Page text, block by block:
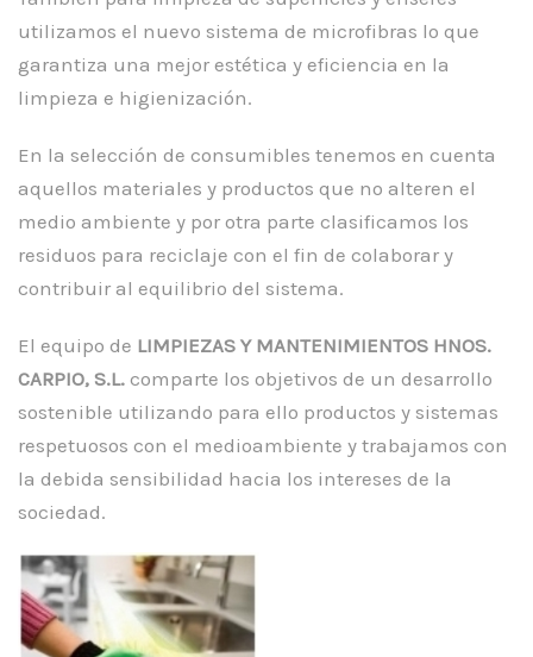
utilizamos el nuevo sistema de microfibras lo que
garantiza una mejor estética y eficiencia en la
limpieza e higienización.
En la selección de consumibles tenemos en cuenta
aquellos materiales y productos que no alteren el
medio ambiente y por otra parte clasificamos los
residuos para reciclaje con el fin de colaborar y
contribuir al equilibrio del sistema.
El equipo de LIMPIEZAS Y MANTENIMIENTOS HNOS.
CARPIO, S.L. comparte los objetivos de un desarrollo
sostenible utilizando para ello productos y sistemas
respetuosos con el medioambiente y trabajamos con
la debida sensibilidad hacia los intereses de la
sociedad.